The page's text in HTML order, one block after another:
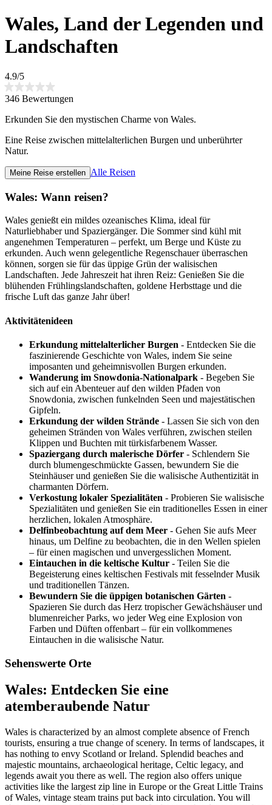
Wales, Land der Legenden und
Landschaften
4.9/5
346 Bewertungen
Erkunden Sie den mystischen Charme von Wales.
Eine Reise zwischen mittelalterlichen Burgen und unberührter
Natur.
Meine Reise erstellen Alle Reisen
Wales: Wann reisen?
Wales genießt ein mildes ozeanisches Klima, ideal für
Naturliebhaber und Spaziergänger. Die Sommer sind kühl mit
angenehmen Temperaturen – perfekt, um Berge und Küste zu
erkunden. Auch wenn gelegentliche Regenschauer überraschen
können, sorgen sie für das üppige Grün der walisischen
Landschaften. Jede Jahreszeit hat ihren Reiz: Genießen Sie die
blühenden Frühlingslandschaften, goldene Herbsttage und die
frische Luft das ganze Jahr über!
Aktivitätenideen
Erkundung mittelalterlicher Burgen - Entdecken Sie die
faszinierende Geschichte von Wales, indem Sie seine
imposanten und geheimnisvollen Burgen erkunden.
Wanderung im Snowdonia-Nationalpark - Begeben Sie
sich auf ein Abenteuer auf den wilden Pfaden von
Snowdonia, zwischen funkelnden Seen und majestätischen
Gipfeln.
Erkundung der wilden Strände - Lassen Sie sich von den
geheimen Stränden von Wales verführen, zwischen steilen
Klippen und Buchten mit türkisfarbenem Wasser.
Spaziergang durch malerische Dörfer - Schlendern Sie
durch blumengeschmückte Gassen, bewundern Sie die
Steinhäuser und genießen Sie die walisische Authentizität in
charmanten Dörfern.
Verkostung lokaler Spezialitäten - Probieren Sie walisische
Spezialitäten und genießen Sie ein traditionelles Essen in einer
herzlichen, lokalen Atmosphäre.
Delfinbeobachtung auf dem Meer - Gehen Sie aufs Meer
hinaus, um Delfine zu beobachten, die in den Wellen spielen
– für einen magischen und unvergesslichen Moment.
Eintauchen in die keltische Kultur - Teilen Sie die
Begeisterung eines keltischen Festivals mit fesselnder Musik
und traditionellen Tänzen.
Bewundern Sie die üppigen botanischen Gärten -
Spazieren Sie durch das Herz tropischer Gewächshäuser und
blumenreicher Parks, wo jeder Weg eine Explosion von
Farben und Düften offenbart – für ein vollkommenes
Eintauchen in die walisische Natur.
Sehenswerte Orte
Wales: Entdecken Sie eine
atemberaubende Natur
Wales is characterized by an almost complete absence of French
tourists, ensuring a true change of scenery. In terms of landscapes, it
has nothing to envy Scotland or Ireland. Splendid beaches and
majestic mountains, archaeological heritage, Celtic legacy, and
legends await you there as well. The region also offers unique
activities like the largest zip line in Europe or the Great Little Trains
of Wales, vintage steam trains put back into circulation. You will